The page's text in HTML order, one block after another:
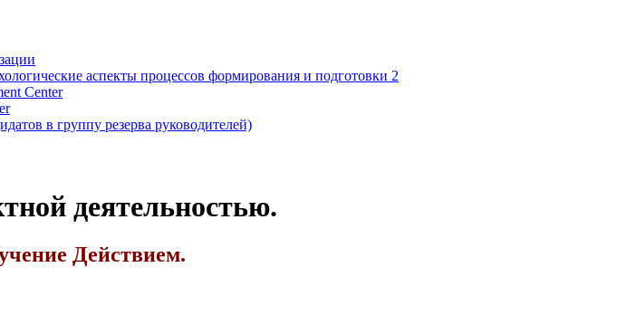
аспекты процессов формирования и подготовки 2
Center
в группу резерва руководителей)
деятельностью.
Действием.